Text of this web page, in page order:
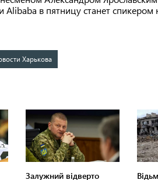
в пятницу станет спикером
Харькова